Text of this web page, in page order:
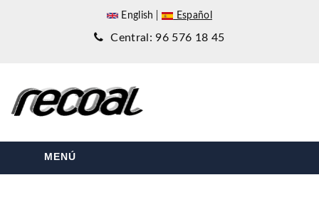
English Español
Central: 96 576 18 45
MENÚ